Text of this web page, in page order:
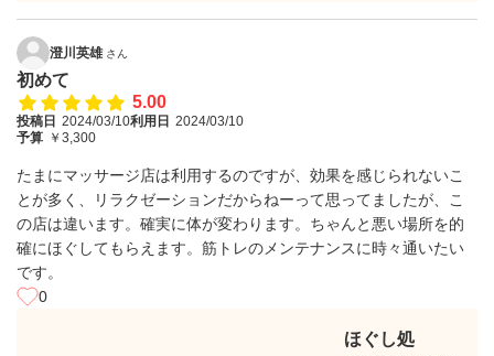
澄川英雄 さん
初めて
5.00
投稿日 2024/03/10利用日 2024/03/10
予算 ￥3,300
たまにマッサージ店は利用するのですが、効果を感じられないこ
とが多く、リラクゼーションだからねーって思ってましたが、こ
の店は違います。確実に体が変わります。ちゃんと悪い場所を的
確にほぐしてもらえます。筋トレのメンテナンスに時々通いたい
です。
0
ほぐし処